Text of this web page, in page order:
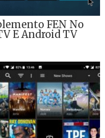
FEN No
E Android TV